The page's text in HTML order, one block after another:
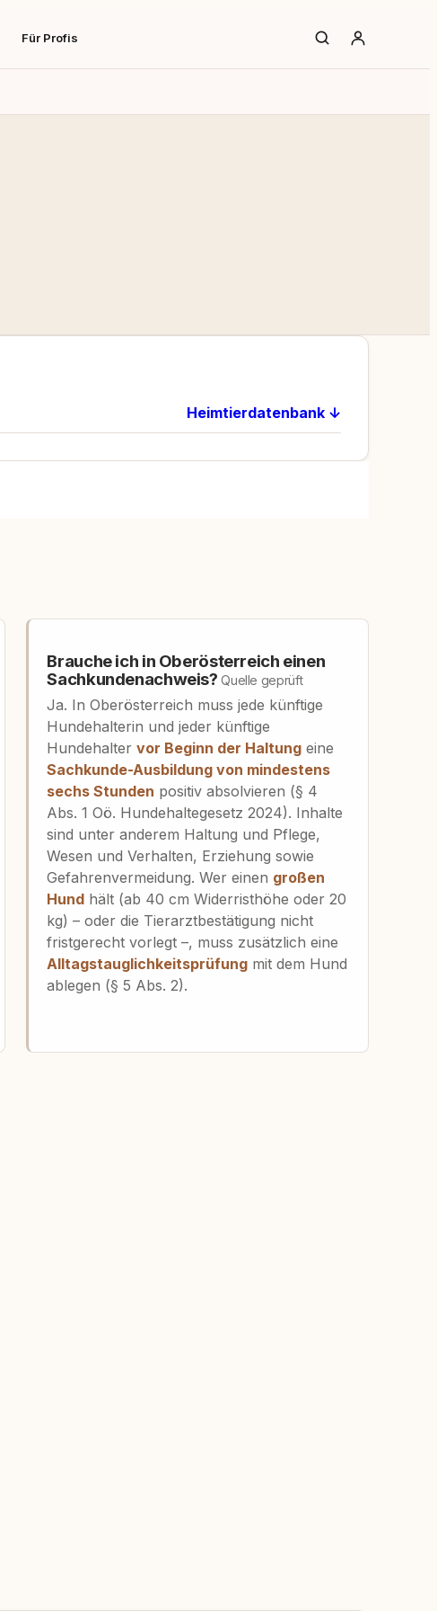
Für Profis
Heimtierdatenbank ↓
Brauche ich in Oberösterreich einen
Sachkundenachweis?Quelle geprüft
Ja. In Oberösterreich muss jede künftige
Hundehalterin und jeder künftige
Hundehaltervor Beginn der Haltung eine
Sachkunde-Ausbildung von mindestens
sechs Stunden positiv absolvieren (§ 4
Abs. 1 Oö. Hundehaltegesetz 2024). Inhalte
sind unter anderem Haltung und Pflege,
Wesen und Verhalten, Erziehung sowie
Gefahrenvermeidung. Wer einen großen
Hund hält (ab 40 cm Widerristhöhe oder 20
kg) – oder die Tierarztbestätigung nicht
fristgerecht vorlegt –, muss zusätzlich eine
Alltagstauglichkeitsprüfung mit dem Hund
ablegen (§ 5 Abs. 2).